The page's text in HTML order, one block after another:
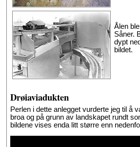
Ålen
Såner.
dypt
bildet.
Drøiaviadukten
Perlen i dette anlegget vurderte jeg til å
broa og på grunn av landskapet rundt
bildene vises enda litt større enn